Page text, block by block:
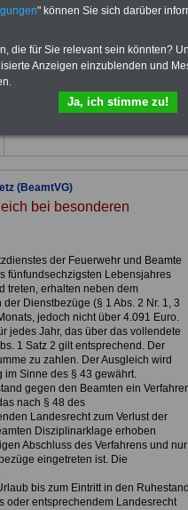
Für nur 15,00 Euro bei einerLaufzeit
Dienst auf dem Laufenden, u.a. auch
zur Beamtenversorgung -Online.
Sie finden im Portal des PDF-
SERVICE zehn Bücher bzw. eBooks
zum herunterladen, lesen und
(BeamtVG)
bei besonderen
der Feuerwehr und Beamte
fünfundsechzigsten Lebensjahres
treten, erhalten neben dem
Dienstbezüge (§ 1 Abs. 2 Nr. 1, 3
jedoch nicht über 4.091 Euro.
jedes Jahr, das über das vollendete
1 Satz 2 gilt entsprechend. Der
zu zahlen. Der Ausgleich wird
Sinne des § 43 gewährt.
gegen den Beamten ein
nach § 48 des
Landesrecht zum Verlust der
Disziplinarklage erhoben
Abschluss des Verfahrens und nur
eingetreten ist. Die
bis zum Eintritt in den
oder entsprechendem Landesrecht
" können Sie sich darüber
die für Sie relevant sein könnten?
Anzeigen einzublenden und
Ja, ich stimme zu!